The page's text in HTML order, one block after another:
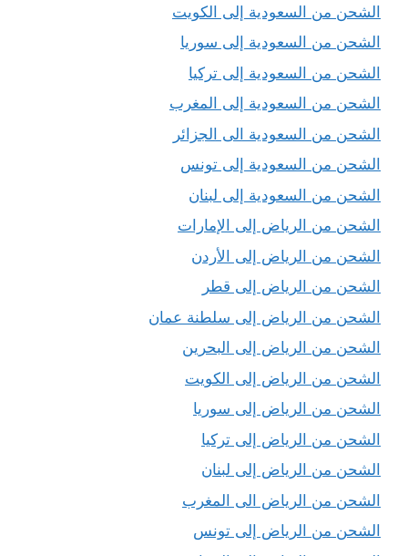
الشحن من السعودية إلى الكويت
الشحن من السعودية إلى سوريا
الشحن من السعودية إلى تركيا
الشحن من السعودية إلى المغرب
الشحن من السعودية الى الجزائر
الشحن من السعودية إلى تونس
الشحن من السعودية إلى لبنان
الشحن من الرياض إلى الإمارات
الشحن من الرياض إلى الأردن
الشحن من الرياض إلى قطر
الشحن من الرياض إلى سلطنة عمان
الشحن من الرياض إلى البحرين
الشحن من الرياض إلى الكويت
الشحن من الرياض إلى سوريا
الشحن من الرياض إلى تركيا
الشحن من الرياض إلى لبنان
الشحن من الرياض الى المغرب
الشحن من الرياض إلى تونس